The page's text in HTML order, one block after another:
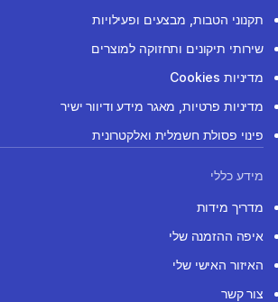
תקנוני הטבות, מבצעים ופעילויות
שירותי תיקונים ותחזוקה למוצרים
מדיניות Cookies
מדיניות פרטיות, מאגר מידע ודיוור ישיר
פינוי פסולת חשמלית ואלקטרונית
מידע כללי
מדריך מידות
איפה ההזמנה שלי
האיזור האישי שלי
צור קשר